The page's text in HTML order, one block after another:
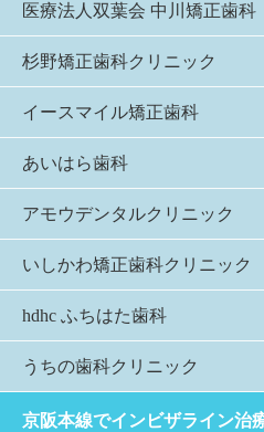
医療法人双葉会 中川矯正歯科
杉野矯正歯科クリニック
イースマイル矯正歯科
あいはら歯科
アモウデンタルクリニック
いしかわ矯正歯科クリニック
hdhc ふちはた歯科
うちの歯科クリニック
京阪本線でインビザライン治